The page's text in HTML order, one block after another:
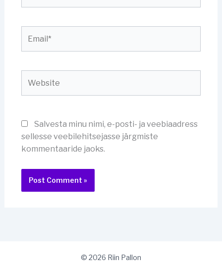
Salvesta minu nimi, e-posti- ja veebiaadress
sellesse veebilehitsejasse järgmiste
kommentaaride jaoks.
© 2026 Riin Pallon